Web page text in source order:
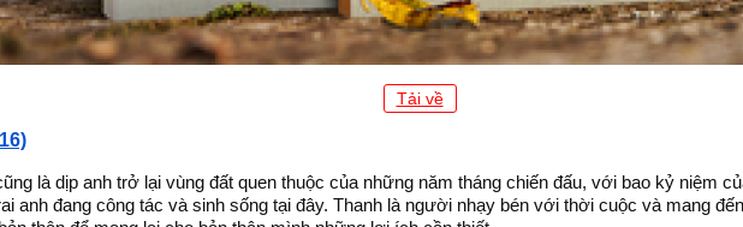
Tải về
là dịp anh trở lại vùng đất quen thuộc của những năm tháng chiến đấu, với bao kỷ niệm
anh đang công tác và sinh sống tại đây. Thanh là người nhạy bén với thời cuộc và mang